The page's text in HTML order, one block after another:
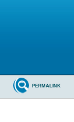
PERMALINK